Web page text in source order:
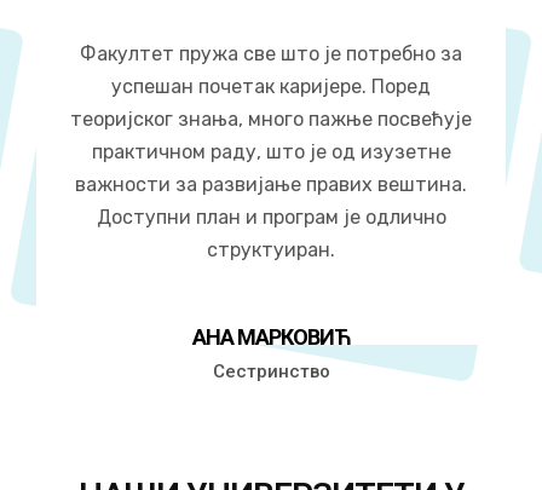
Факултет пружа све што је потребно за
успешан почетак каријере. Поред
теоријског знања, много пажње посвећује
практичном раду, што је од изузетне
важности за развијање правих вештина.
Доступни план и програм је одлично
структуиран.
АНА МАРКОВИЋ
Сестринство